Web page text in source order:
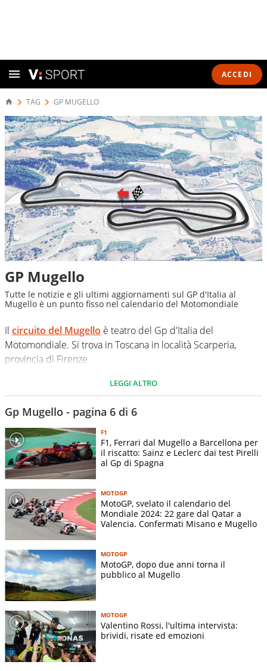
ACCEDI
TAG GP MUGELLO
GP Mugello
Tutte le notizie e gli ultimi aggiornamenti sul GP d'Italia al
Mugello è un punto fisso nel calendario del Motomondiale
Il circuito del Mugello è teatro del Gp d'Italia del
Motomondiale. Si trova in Toscana in località Scarperia,
provincia di Firenze
LEGGI ALTRO
Gp Mugello - pagina 6 di 6
F1
F1, Ferrari dal Mugello a Barcellona per
il riscatto: Sainz e Leclerc dai test Pirelli
al Gp di Spagna
MOTOGP
MotoGP, svelato il calendario del
Mondiale 2024: 22 gare dal Qatar a
Valencia. Confermati Misano e Mugello
MOTOGP
MotoGP, dopo due anni torna il
pubblico al Mugello
MOTOGP
Valentino Rossi, l'ultima intervista:
brividi, risate ed emozioni